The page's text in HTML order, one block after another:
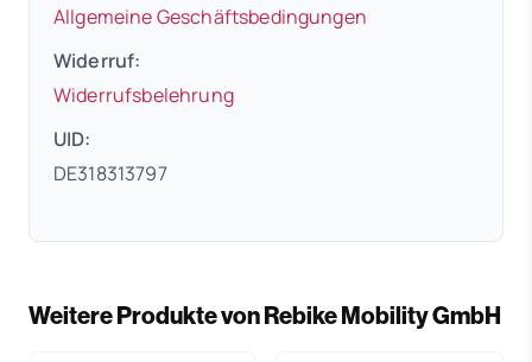
Allgemeine Geschäftsbedingungen(öffnet in neuem
Widerruf:
Widerrufsbelehrung(öffnet in neuem Tab)
UID:
DE318313797
Weitere Produkte von Rebike Mobility GmbH